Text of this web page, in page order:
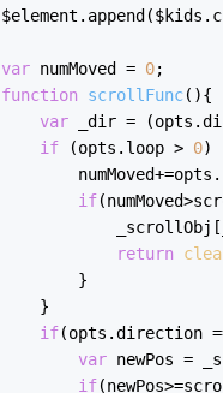
var numMoved = 0;
function scrollFunc( ){
var _dir =
if (opts.loop > 0)
if
return
					}
				}
if(opts.direction
var newPos =
if